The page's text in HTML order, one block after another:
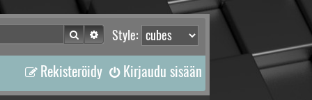
Style:
Etsi Tarkennettu haku
Kirjaudu sisään
Rekisteröidy